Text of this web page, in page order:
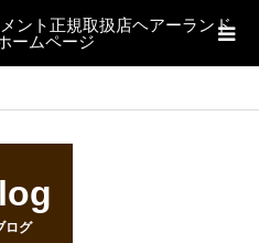
ント正規取扱店ヘアーランド
ームページ
ログ